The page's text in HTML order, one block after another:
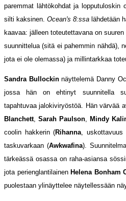
paremmat lähtökohdat ja lopputuloskin
silti kaksinen. Ocean's 8:ssa lähdetään
kaavaa: jälleen toteutettavana on
suunnittelua (sitä ei pahemmin nähdä),
jota ei ole olemassa) ja millintarkkaa
Sandra Bullockinnäyttelemä Danny
jossa hän on ehtinyt suunnitella
tapahtuvaa jalokiviryöstöä. Hän värvää
Blanchett, Sarah Paulson, Mindy
coolin hakkerin (Rihanna, uskottavuus
taskuvarkaan (Awkwafina).
tärkeässä osassa on raha-asiansa
jota perienglantilainen Helena Bonham
puolestaan ylinäyttelee näytellessään